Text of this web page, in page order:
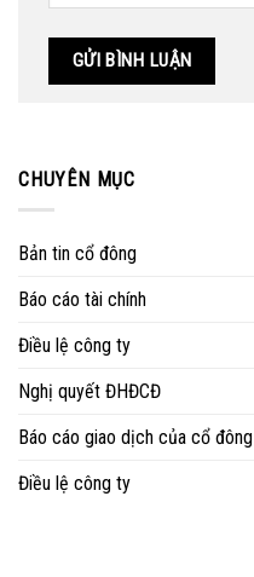
CHUYÊN MỤC
Bản tin cổ đông
Báo cáo tài chính
Điều lệ công ty
Nghị quyết ĐHĐCĐ
Báo cáo giao dịch của cổ
Điều lệ công ty